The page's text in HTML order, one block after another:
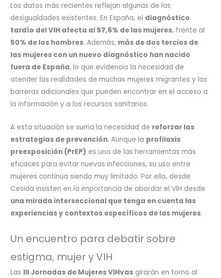
Los datos más recientes reflejan algunas de las
desigualdades existentes. En España, el diagnóstico
tardío del VIH afecta al 57,6% de las mujeres, frente al
50% de los hombres. Además, más de dos tercios de
las mujeres con un nuevo diagnóstico han nacido
fuera de España, lo que evidencia la necesidad de
atender las realidades de muchas mujeres migrantes y las
barreras adicionales que pueden encontrar en el acceso a
la información y a los recursos sanitarios.
A esta situación se suma la necesidad de reforzar las
estrategias de prevención. Aunque la profilaxis
preexposición (PrEP) es una de las herramientas más
eficaces para evitar nuevas infecciones, su uso entre
mujeres continúa siendo muy limitado. Por ello, desde
Cesida insisten en la importancia de abordar el VIH desde
una mirada interseccional que tenga en cuenta las
experiencias y contextos específicos de las mujeres.
Un encuentro para debatir sobre
estigma, mujer y VIH
Las III Jornadas de Mujeres VIHvas girarán en torno al